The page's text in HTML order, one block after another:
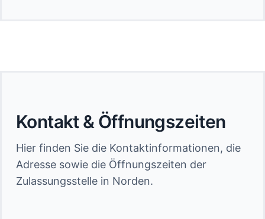
Kontakt & Öffnungszeiten
Hier finden Sie die Kontaktinformationen, die
Adresse sowie die Öffnungszeiten der
Zulassungsstelle in Norden.